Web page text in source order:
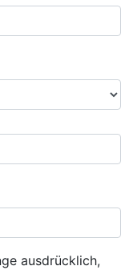
ausdrücklich,